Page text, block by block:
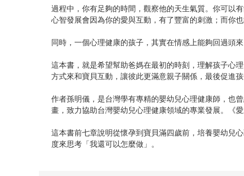
過程中，你有足夠的時間，觀察他的天生氣質。你可以
心智發展會因為你的愛與互動，有了豐富的刺激；而你
同時，一個心理健康的孩子，其實在情感上能夠回過頭
這本書，就是希望幫助爸媽在最初的時刻，理解孩子心
方式來和寶貝互動，讓彼此更滿意親子關係，最後促進孩
作者孫明儀，是台灣學有專精的嬰幼兒心理健康師，也
畫，致力協助台灣嬰幼兒心理健康領域的專業發展。《
這本書前七章說明從懷孕到寶貝滿四歲前，培養嬰幼兒
度來思考「我還可以怎麼做」。